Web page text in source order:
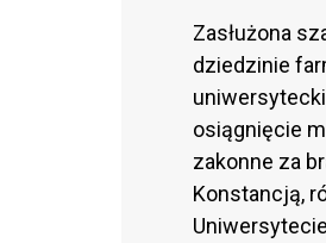
Zasłużona
dziedzinie
osiągnięcie
zakonne za
Konstancją,